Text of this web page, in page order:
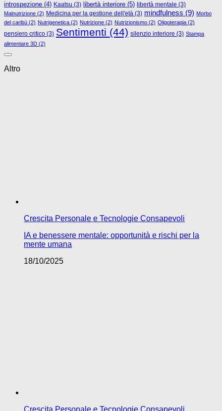
introspezione (4) Kaatsu (3) libertà interiore (5) libertà mentale (3)
Malnutrizione (2) Medicina per la gestione dell'età (3) mindfulness (9) Morbo
del caribù (2) Nutrigenetica (2) Nutrizione (2) Nutrizionismo (2) Oligoterapia (2)
pensiero critico (3) Sentimenti (44) silenzio interiore (3) Stampa
alimentare 3D (2)
Altro
Crescita Personale e Tecnologie Consapevoli
IA e benessere mentale: opportunità e rischi per la
mente umana
18/10/2025
Crescita Personale e Tecnologie Consapevoli